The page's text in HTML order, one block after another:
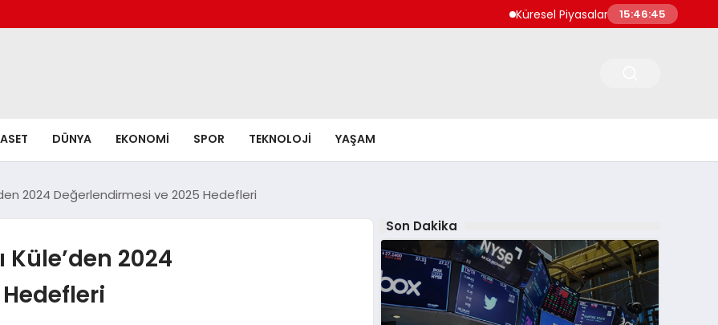
Küresel Piyasalar Jeopolitik Riskler ve
15:46:46
DÜNYA EKONOMI SPOR TEKNOLOJI YAŞAM
2024 Değerlendirmesi ve 2025 Hedefleri
2024
Son Dakika